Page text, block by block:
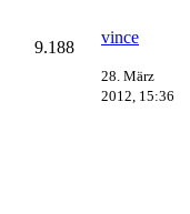
9.188
vince
28. März
2012, 15:36